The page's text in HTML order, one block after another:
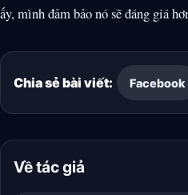
ấy, mình đảm bảo nó sẽ đáng giá
Chia sẻ bài viết: Facebook
Về tác giả